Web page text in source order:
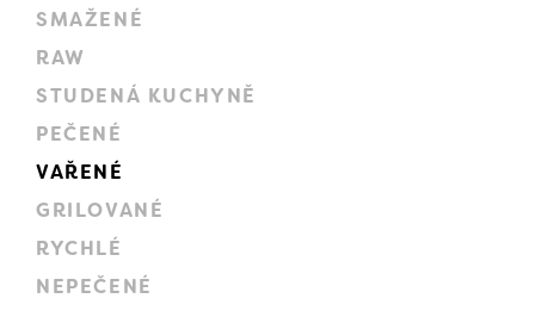
SMAŽENÉ
RAW
STUDENÁ KUCHYNĚ
PEČENÉ
VAŘENÉ
GRILOVANÉ
RYCHLÉ
NEPEČENÉ